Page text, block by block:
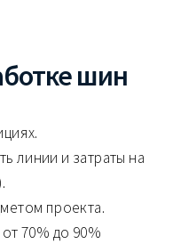
шин
линии и затраты на
проекта.
70% до 90%